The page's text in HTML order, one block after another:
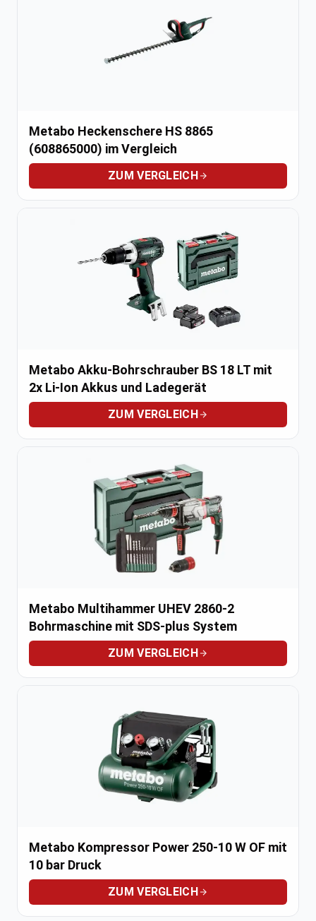
Metabo Heckenschere HS 8865
(608865000) im Vergleich
ZUM VERGLEICH
Metabo Akku-Bohrschrauber BS 18 LT mit
2x Li-Ion Akkus und Ladegerät
ZUM VERGLEICH
Metabo Multihammer UHEV 2860-2
Bohrmaschine mit SDS-plus System
ZUM VERGLEICH
Metabo Kompressor Power 250-10 W OF mit
10 bar Druck
ZUM VERGLEICH